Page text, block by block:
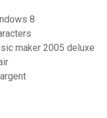
8
maker 2005 deluxe